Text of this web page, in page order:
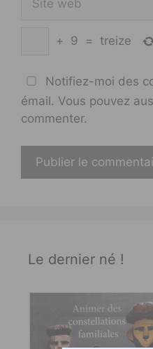
web
+ 9 = treize
Notifiez-moi des
émail. Vous pouvez
commenter.
Le dernier né !